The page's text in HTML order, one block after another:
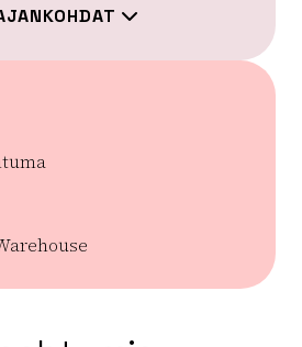
OpenStreetMap